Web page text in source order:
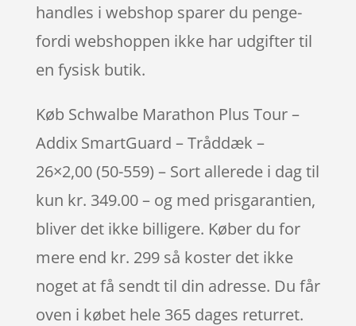
handles i webshop sparer du penge-
fordi webshoppen ikke har udgifter til
en fysisk butik.
Køb Schwalbe Marathon Plus Tour –
Addix SmartGuard – Tråddæk –
26×2,00 (50-559) – Sort allerede i dag til
kun kr. 349.00 – og med prisgarantien,
bliver det ikke billigere. Køber du for
mere end kr. 299 så koster det ikke
noget at få sendt til din adresse. Du får
oven i købet hele 365 dages returret.